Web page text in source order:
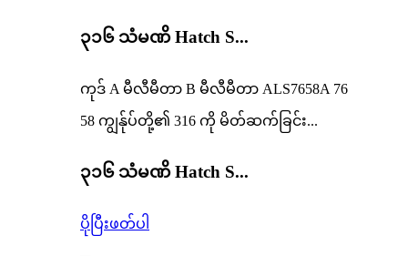
၃၁၆ သံမဏိ Hatch S...
ကုဒ် A မီလီမီတာ B မီလီမီတာ ALS7658A 76
58 ကျွန်ုပ်တို့၏ 316 ကို မိတ်ဆက်ခြင်း...
၃၁၆ သံမဏိ Hatch S...
ပိုပြီးဖတ်ပါ